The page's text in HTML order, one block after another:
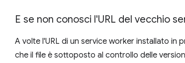
E se non conosci l'URL del vecchio
A volte l'URL di un service worker installato
che il file è sottoposto al controllo delle